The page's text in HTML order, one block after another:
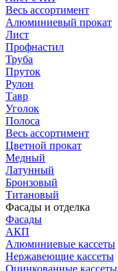
Весь ассортимент
Алюминиевый прокат
Лист
Профнастил
Труба
Пруток
Рулон
Тавр
Уголок
Полоса
Весь ассортимент
Цветной прокат
Медный
Латунный
Бронзовый
Титановый
Фасады и отделка
Фасады
АКП
Алюминиевые кассеты
Нержавеющие кассеты
Оцинкованные кассеты